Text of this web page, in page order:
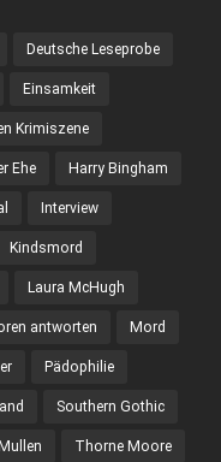
Deutsche Leseprobe
Einsamkeit
Krimiszene
Ehe Harry Bingham
Interview
Kindsmord
Laura McHugh
antworten Mord
Pädophilie
Southern Gothic
Thorne Moore